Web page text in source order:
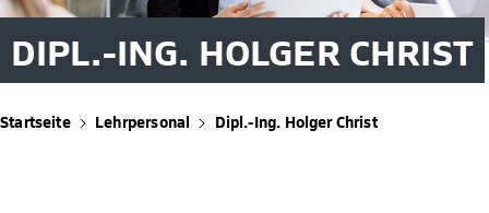
DIPL.-ING. HOLGER CHRIST
Startseite Lehrpersonal Dipl.-Ing. Holger Christ